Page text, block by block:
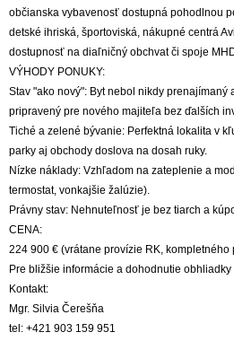
občianska vybavenosť dostupná pohodlnou
detské ihriská, športoviská, nákupné centrá
dostupnosť na diaľničný obchvat či spoje
VÝHODY PONUKY:
Stav "ako nový": Byt nebol nikdy prenajímaný
pripravený pre nového majiteľa bez ďalších
Tiché a zelené bývanie: Perfektná lokalita v
parky aj obchody doslova na dosah ruky.
Nízke náklady: Vzhľadom na zateplenie a
termostat, vonkajšie žalúzie).
Právny stav: Nehnuteľnosť je bez tiarch a
CENA:
224 900 € (vrátane provízie RK, kompletného
Pre bližšie informácie a dohodnutie
Kontakt:
Mgr. Silvia Čerešňa
tel: +421 903 159 951